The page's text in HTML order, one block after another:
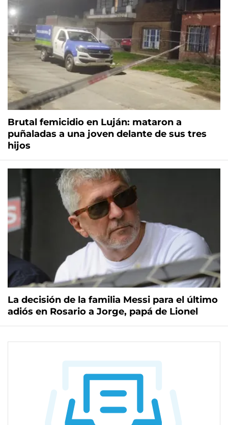
Brutal femicidio en Luján: mataron a
puñaladas a una joven delante de sus tres
hijos
La decisión de la familia Messi para el último
adiós en Rosario a Jorge, papá de Lionel